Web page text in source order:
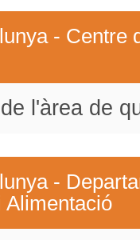
- Centre
l'àrea de
-
Alimentació